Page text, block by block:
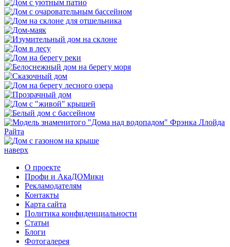
наверх
О проекте
Профи и АкаДОМики
Рекламодателям
Контакты
Карта сайта
Политика конфиденциальности
Статьи
Блоги
Фотогалерея